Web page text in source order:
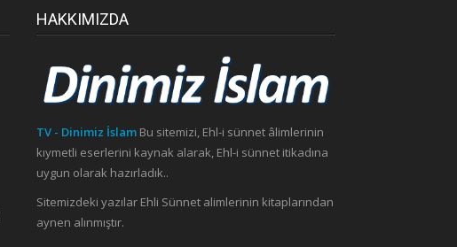
HAKKIMIZDA
TV - Dinimiz İslam Bu sitemizi, Ehl-i sünnet âlimlerinin
kıymetli eserlerini kaynak alarak, Ehl-i sünnet itikadına
uygun olarak hazırladık..
Sitemizdeki yazılar Ehli Sünnet alimlerinin kitaplarından
aynen alınmıştır.